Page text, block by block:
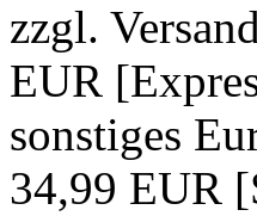
zzgl.
EUR
sonstiges
34,99 EUR